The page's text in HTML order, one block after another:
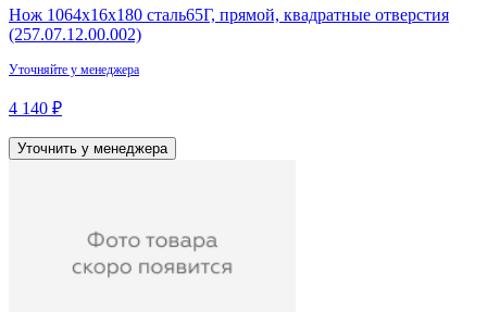
Нож 1064х16х180 сталь65Г, прямой, квадратные отверстия
(257.07.12.00.002)
Уточняйте у менеджера
4 140 ₽
Уточнить у менеджера